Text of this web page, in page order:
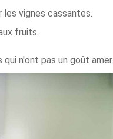
vignes cassantes.
fruits.
n'ont pas un goût amer.